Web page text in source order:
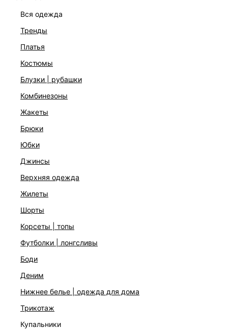
вся одежда
тренды
платья
костюмы
блузки | рубашки
комбинезоны
жакеты
брюки
юбки
джинсы
верхняя одежда
жилеты
шорты
корсеты | топы
футболки | лонгсливы
боди
деним
нижнее белье | одежда для дома
трикотаж
купальники